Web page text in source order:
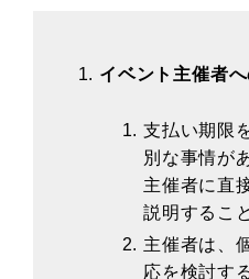
イベント主催者
支払い期限
別な事情が
主催者に直
説明するこ
主催者は、
応を検討す